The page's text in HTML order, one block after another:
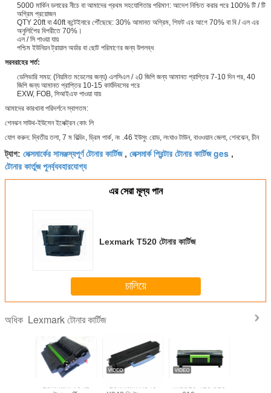
5000 মার্কিন ডলারের নীচে বা আমাদের প্রথম সহযোগিতার পরিমাণ: আদেশ নিশ্চিত করার পরে 100% টি / টি
অগ্রিম প্রয়োজন
QTY 20ft বা 40ft কন্টেইনারে পৌঁছেছে: 30% আমানত অগ্রিম, শিফট এর আগে 70% বা বি / এল এর
অনুলিপিের বিপরীতে 70%।
এল / সি পাওয়া যায়
পশ্চিম ইউনিয়ন ট্রায়াল অর্ডার বা ছোট পরিমাণের জন্য উপলব্ধ
সরবরাহের শর্ত:
ডেলিভারি সময়: (নিয়মিত মডেলের জন্য) এলসিএল / ২0 জিপি জন্য আমানত প্রাপ্তির 7-10 দিন পর, 40
জিপি জন্য আমানত প্রাপ্তির 10-15 কার্যদিবসের পরে
EXW, FOB, সিআইএফ পাওয়া যায়
আমাদের কারখানা পরিদর্শনে স্বাগতম:
শেনঝন সাউথ-ইউসেন ইলেক্ট্রন কোং লি
যোগ করুন: দ্বিতীয় তলা, 7 ম বিল্ডিং, ড্রিম পার্ক, নং .46 ইউসুং রোড, লংঘাও টাউন, বাওওয়ান জেলা, শেনঝেন, চীন
ট্যাগ: লেক্সমার্কের সামঞ্জস্যপূর্ণ টোনার কার্টিজ, লেক্সমার্ক প্রিন্টার টোনার কার্টিজ ges ,
টোনার কার্তুজ পুনর্ব্যবহারযোগ্য
এর সেরা মূল্য পান
Lexmark T520 টোনার কার্টিজ
চালিয়ে
অধিক Lexmark টোনার কার্টিজ
Lexmark T642
Lexmark X340
MS310 410 510